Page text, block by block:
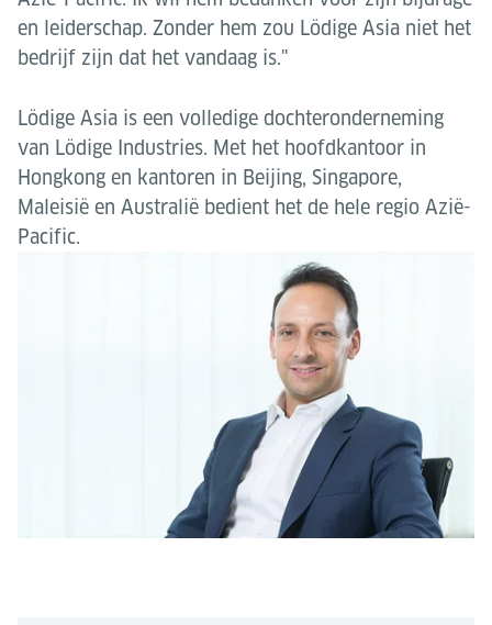
en leiderschap. Zonder hem zou Lödige Asia niet het
bedrijf zijn dat het vandaag is."
Lödige Asia is een volledige dochteronderneming
van Lödige Industries. Met het hoofdkantoor in
Hongkong en kantoren in Beijing, Singapore,
Maleisië en Australië bedient het de hele regio Azië-
Pacific.